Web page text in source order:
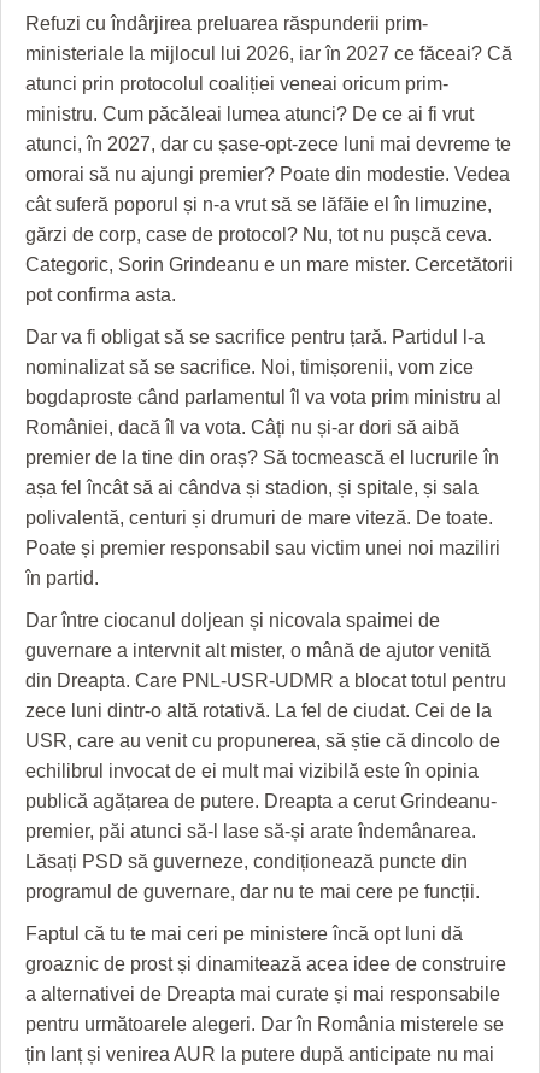
Refuzi cu îndârjirea preluarea răspunderii prim-
ministeriale la mijlocul lui 2026, iar în 2027 ce făceai? Că
atunci prin protocolul coaliției veneai oricum prim-
ministru. Cum păcăleai lumea atunci? De ce ai fi vrut
atunci, în 2027, dar cu șase-opt-zece luni mai devreme te
omorai să nu ajungi premier? Poate din modestie. Vedea
cât suferă poporul și n-a vrut să se lăfăie el în limuzine,
gărzi de corp, case de protocol? Nu, tot nu pușcă ceva.
Categoric, Sorin Grindeanu e un mare mister. Cercetătorii
pot confirma asta.
Dar va fi obligat să se sacrifice pentru țară. Partidul l-a
nominalizat să se sacrifice. Noi, timișorenii, vom zice
bogdaproste când parlamentul îl va vota prim ministru al
României, dacă îl va vota. Câți nu și-ar dori să aibă
premier de la tine din oraș? Să tocmească el lucrurile în
așa fel încât să ai cândva și stadion, și spitale, și sala
polivalentă, centuri și drumuri de mare viteză. De toate.
Poate și premier responsabil sau victim unei noi maziliri
în partid.
Dar între ciocanul doljean și nicovala spaimei de
guvernare a intervnit alt mister, o mână de ajutor venită
din Dreapta. Care PNL-USR-UDMR a blocat totul pentru
zece luni dintr-o altă rotativă. La fel de ciudat. Cei de la
USR, care au venit cu propunerea, să știe că dincolo de
echilibrul invocat de ei mult mai vizibilă este în opinia
publică agățarea de putere. Dreapta a cerut Grindeanu-
premier, păi atunci să-l lase să-și arate îndemânarea.
Lăsați PSD să guverneze, condiționează puncte din
programul de guvernare, dar nu te mai cere pe funcții.
Faptul că tu te mai ceri pe ministere încă opt luni dă
groaznic de prost și dinamitează acea idee de construire
a alternativei de Dreapta mai curate și mai responsabile
pentru următoarele alegeri. Dar în România misterele se
țin lanț și venirea AUR la putere după anticipate nu mai